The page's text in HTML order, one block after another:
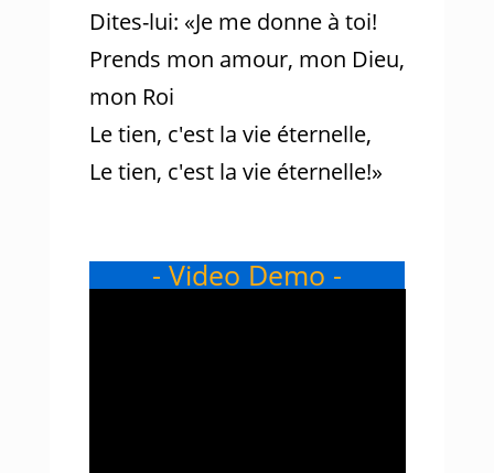
Dites-lui: «Je me donne à toi!
Prends mon amour, mon Dieu,
mon Roi
Le tien, c'est la vie éternelle,
Le tien, c'est la vie éternelle!»
- Video Demo -